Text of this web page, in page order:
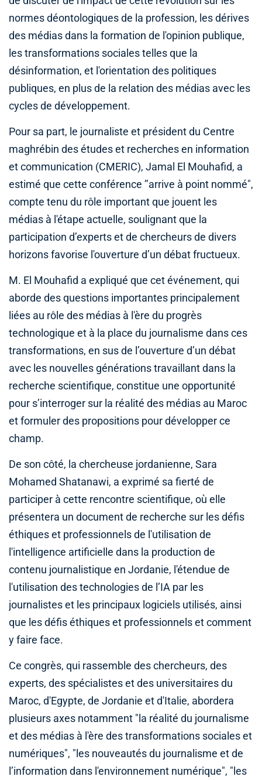
normes déontologiques de la profession, les dérives
des médias dans la formation de l'opinion publique,
les transformations sociales telles que la
désinformation, et l'orientation des politiques
publiques, en plus de la relation des médias avec les
cycles de développement.
Pour sa part, le journaliste et président du Centre
maghrébin des études et recherches en information
et communication (CMERIC), Jamal El Mouhafid, a
estimé que cette conférence ’’arrive à point nommé",
compte tenu du rôle important que jouent les
médias à l'étape actuelle, soulignant que la
participation d’experts et de chercheurs de divers
horizons favorise l'ouverture d’un débat fructueux.
M. El Mouhafid a expliqué que cet événement, qui
aborde des questions importantes principalement
liées au rôle des médias à l'ère du progrès
technologique et à la place du journalisme dans ces
transformations, en sus de l’ouverture d’un débat
avec les nouvelles générations travaillant dans la
recherche scientifique, constitue une opportunité
pour s’interroger sur la réalité des médias au Maroc
et formuler des propositions pour développer ce
champ.
De son côté, la chercheuse jordanienne, Sara
Mohamed Shatanawi, a exprimé sa fierté de
participer à cette rencontre scientifique, où elle
présentera un document de recherche sur les défis
éthiques et professionnels de l'utilisation de
l'intelligence artificielle dans la production de
contenu journalistique en Jordanie, l'étendue de
l'utilisation des technologies de l’IA par les
journalistes et les principaux logiciels utilisés, ainsi
que les défis éthiques et professionnels et comment
y faire face.
Ce congrès, qui rassemble des chercheurs, des
experts, des spécialistes et des universitaires du
Maroc, d'Egypte, de Jordanie et d'Italie, abordera
plusieurs axes notamment "la réalité du journalisme
et des médias à l'ère des transformations sociales et
numériques", "les nouveautés du journalisme et de
l’information dans l'environnement numérique", "les